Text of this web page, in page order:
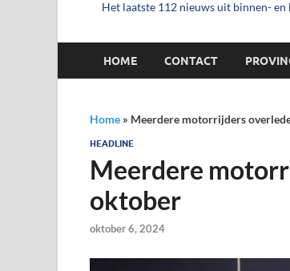
Het laatste 112 nieuws uit binnen- en
HOME CONTACT
Home » Meerdere motorrijders
HEADLINE
Meerdere
oktober
oktober 6, 2024